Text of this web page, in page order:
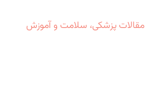
مقالات پزشکی، سلامت و آموزش